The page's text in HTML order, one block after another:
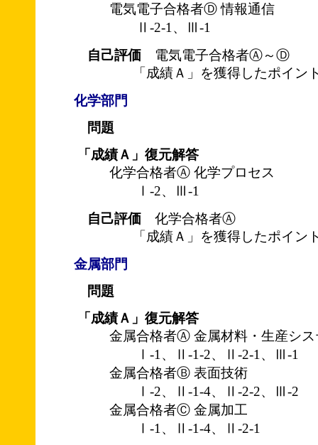
電気電子合格者Ⓓ 情報通信
Ⅱ-2-1、Ⅲ-1
自己評価 電気電子合格者Ⓐ～Ⓓ
「成績Ａ」を獲得したポイン
化学部門
問題
「成績Ａ」復元解答
化学合格者Ⓐ 化学プロセス
Ⅰ-2、Ⅲ-1
自己評価 化学合格者Ⓐ
「成績Ａ」を獲得したポイン
金属部門
問題
「成績Ａ」復元解答
金属合格者Ⓐ 金属材料・生産シス
Ⅰ-1、Ⅱ-1-2、Ⅱ-2-1、Ⅲ-1
金属合格者Ⓑ 表面技術
Ⅰ-2、Ⅱ-1-4、Ⅱ-2-2、Ⅲ-2
金属合格者Ⓒ 金属加工
Ⅰ-1、Ⅱ-1-4、Ⅱ-2-1